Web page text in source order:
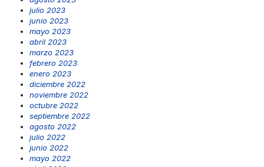
julio 2023
junio 2023
mayo 2023
abril 2023
marzo 2023
febrero 2023
enero 2023
diciembre 2022
noviembre 2022
octubre 2022
septiembre 2022
agosto 2022
julio 2022
junio 2022
mayo 2022